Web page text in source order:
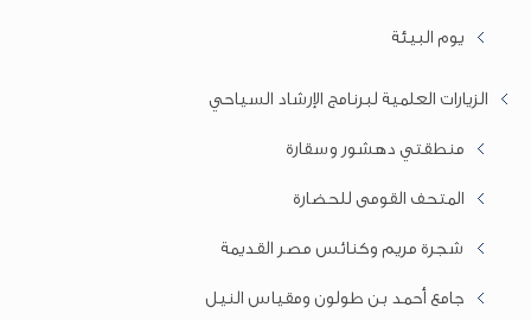
يوم البيئة
الزيارات العلمية لبرنامج الإرشاد السياحي
منطقتي دهشور وسقارة
المتحف القومى للحضارة
شجرة مريم وكنائس مصر القديمة
جامع أحمد بن طولون ومقياس النيل